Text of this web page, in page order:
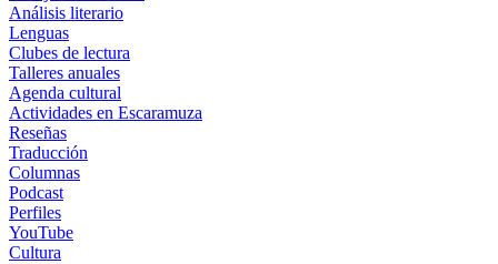
Análisis literario
Lenguas
Clubes de lectura
Talleres anuales
Agenda cultural
Actividades en Escaramuza
Reseñas
Traducción
Columnas
Podcast
Perfiles
YouTube
Cultura